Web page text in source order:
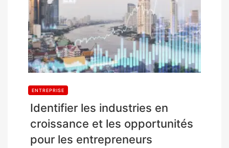
ENTREPRISE
Identifier les industries en
croissance et les opportunités
pour les entrepreneurs